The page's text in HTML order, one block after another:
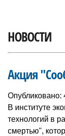
НОВОСТИ
Акция
Опубликовано:
В институте
технологий в
смертью",